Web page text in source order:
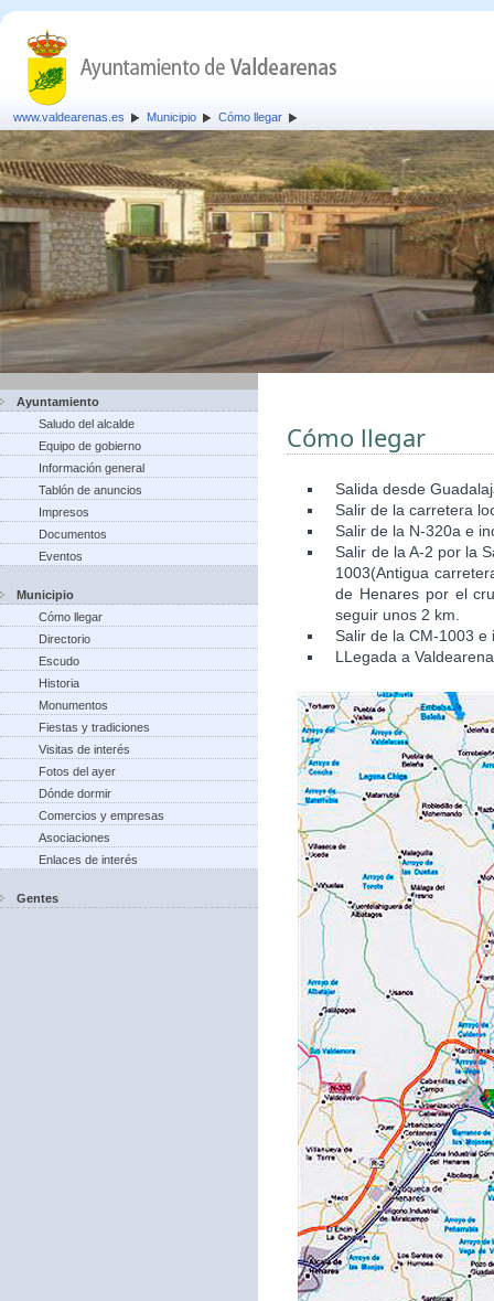
www.valdearenas.es Municipio Cómo llegar
Ayuntamiento
Saludo del alcalde
Equipo de gobierno
Información general
Tablón de anuncios
Impresos
Documentos
Eventos
Municipio
Cómo llegar
Directorio
Escudo
Historia
Monumentos
Fiestas y tradiciones
Visitas de interés
Fotos del ayer
Dónde dormir
Comercios y empresas
Asociaciones
Enlaces de interés
Gentes
Cómo llegar
Salida desde
Salir de la carretera
Salir de la N-320a e
Salir de la A-2 por la
1003(Antigua
de Henares por el
seguir unos 2 km.
Salir de la CM-1003
LLegada a